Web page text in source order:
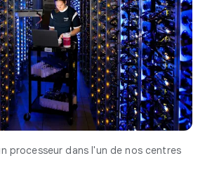
processeur dans l'un de nos centres